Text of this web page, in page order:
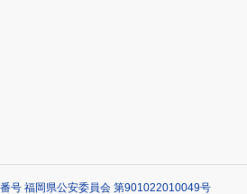
号 福岡県公安委員会 第901022010049号